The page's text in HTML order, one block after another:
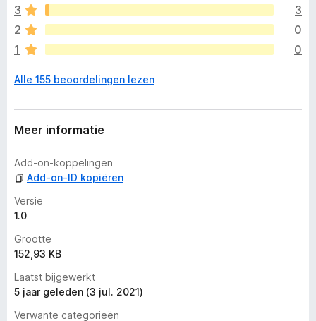
j
n
n
o
g
e
n
a
a
r
d
e
i
n
g
e
3
3
2
0
1
0
Alle 155 beoordelingen lezen
Meer informatie
Add-on-koppelingen
Add-on-ID kopiëren
Versie
1.0
Grootte
152,93 KB
Laatst bijgewerkt
5 jaar geleden (3 jul. 2021)
Verwante categorieën